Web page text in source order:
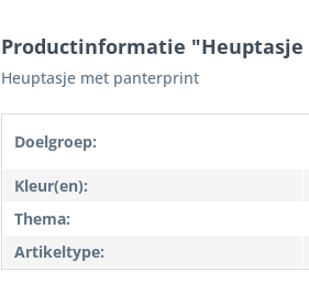
Productinformatie
Heuptasje met panterprint
Doelgroep:
Kleur(en):
Thema:
Artikeltype: